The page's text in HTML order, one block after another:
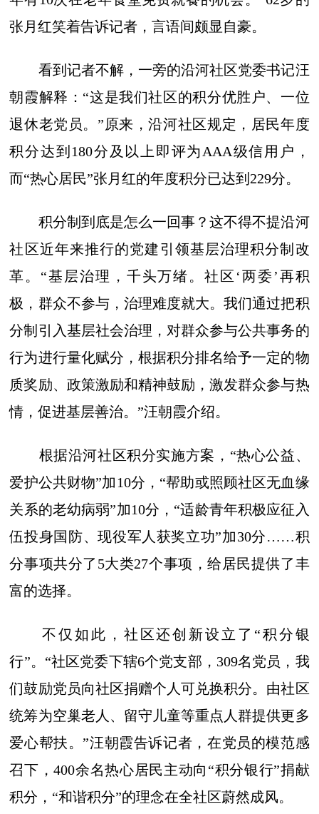
张月红笑着告诉记者，言语间颇显自豪。
看到记者不解，一旁的沿河社区党委书记汪
朝霞解释：“这是我们社区的积分优胜户、一位
退休老党员。”原来，沿河社区规定，居民年度
积分达到180分及以上即评为AAA级信用户，
而“热心居民”张月红的年度积分已达到229分。
积分制到底是怎么一回事？这不得不提沿河
社区近年来推行的党建引领基层治理积分制改
革。“基层治理，千头万绪。社区‘两委’再积
极，群众不参与，治理难度就大。我们通过把积
分制引入基层社会治理，对群众参与公共事务的
行为进行量化赋分，根据积分排名给予一定的物
质奖励、政策激励和精神鼓励，激发群众参与热
情，促进基层善治。”汪朝霞介绍。
根据沿河社区积分实施方案，“热心公益、
爱护公共财物”加10分，“帮助或照顾社区无血缘
关系的老幼病弱”加10分，“适龄青年积极应征入
伍投身国防、现役军人获奖立功”加30分……积
分事项共分了5大类27个事项，给居民提供了丰
富的选择。
不仅如此，社区还创新设立了“积分银
行”。“社区党委下辖6个党支部，309名党员，我
们鼓励党员向社区捐赠个人可兑换积分。由社区
统筹为空巢老人、留守儿童等重点人群提供更多
爱心帮扶。”汪朝霞告诉记者，在党员的模范感
召下，400余名热心居民主动向“积分银行”捐献
积分，“和谐积分”的理念在全社区蔚然成风。